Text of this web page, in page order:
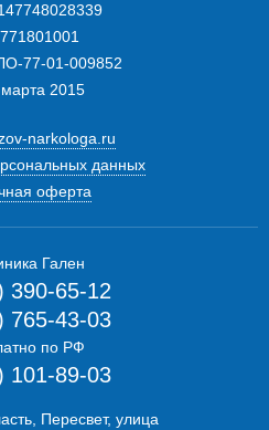
390-65-12
765-43-03
по РФ
101-89-03
Пересвет, улица
77-01-009852
2015
narkologa.ru
данных
оферта